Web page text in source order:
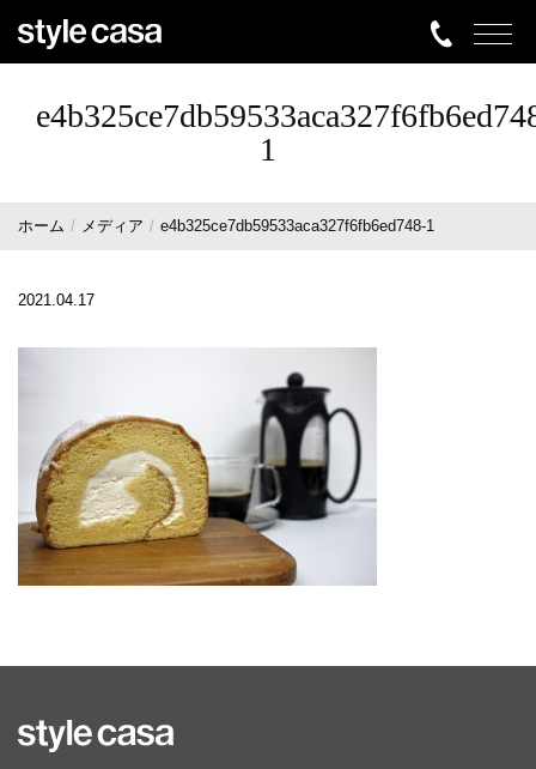
1
ホーム メディア e4b325ce7db59533aca327f6fb6ed748-1
2021.04.17